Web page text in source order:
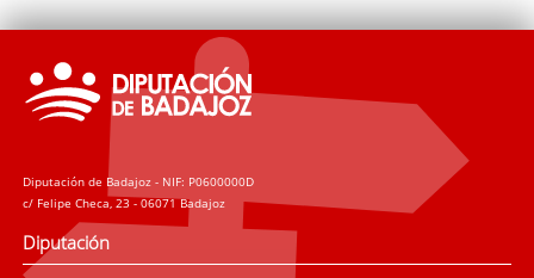
Diputación de Badajoz - NIF: P0600000D
c/ Felipe Checa, 23 - 06071 Badajoz
Diputación